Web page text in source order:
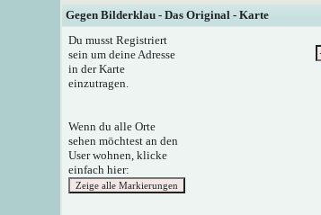
Gegen Bilderklau - Das Original - Karte
Du musst Registriert
sein um deine Adresse
in der Karte
einzutragen.
Wenn du alle Orte
sehen möchtest an den
User wohnen, klicke
einfach hier: